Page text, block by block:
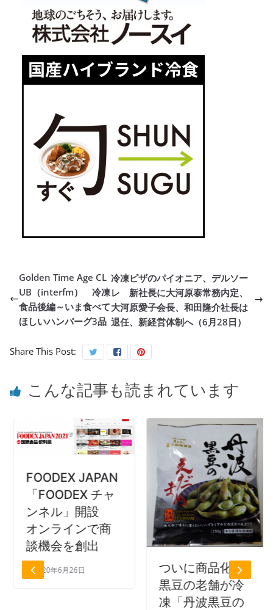
Golden Time Age CL
UB（interfm） 冷凍
食品後編～いま食べて
ほしいハンバーグ3品
冷凍ピザのパイオニア、デルソー
レ 新社長に大河原泰常務内定、
大河原愛子会長、和田隆介社長は
退任、新経営体制へ（6月28日）
Share This Post:
こんな記事も読まれています
FOODEX JAPAN
「FOODEX チャ
ンネル」開設
オンラインで商
談機会を創出
2020年6月26日
ついに商品化、
黒豆の老舗が冷
凍「丹波黒豆の